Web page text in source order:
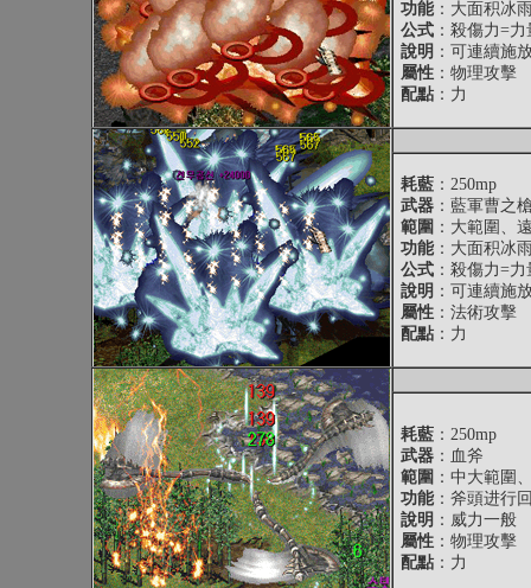
功能：大面积冰
公式 ：殺傷力=
說明 ：可連續施
屬性 ：物理攻擊
配點 ：力
耗藍 ：250mp
武器 ：藍軍曹之
範圍 ：大範圍、
功能：大面积冰
公式 ：殺傷力=
說明 ：可連續施
屬性 ：法術攻擊
配點 ：力
耗藍 ：250mp
武器 ：血斧
範圍 ：中大範圍
功能：斧頭进行
說明 ：威力一般
屬性 ：物理攻擊
配點 ：力